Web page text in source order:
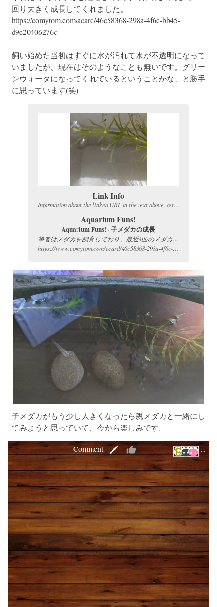
回り大きく成長してくれました。
https://comytom.com/acard/46c58368-298a-4f6c-bb45-
d9e20406276c
飼い始めた当初はすぐに水が汚れて水が不透明になって
いましたが、現在はそのようなことも無いです。グリー
ンウォータになってくれているということかな、と勝手
に思っています(笑)
Link Info
Information about the linked URL in the text above. get more infos.
Aquarium Funs!
Aquarium Funs! - 子メダカの成長
筆者はメダカを飼育しており、最近3匹のメダカの赤ちゃんが卵から孵化しました。子メダカも順調に成長しており、親メダカも元気です。筆者は水換え方法を変えて、水草を利用してグリーンウォーターを作っているので、メダカにとっては有益なようです。 The author has been raising medaka fish and has recently had three baby medaka hatch from eggs. The baby medaka are growing steadily and the parent medaka is also doing well. The author has changed the water change method and is using aquatic plants to create green water, which seems to be beneficial for the medaka fish.
https://www.comytom.com/acard/46c58368-298a-4f6c-bb45-d9e20406276c
子メダカがもう少し大きくなったら親メダカと一緒にし
てみようと思っていて、今から楽しみです。
Comment ･･･